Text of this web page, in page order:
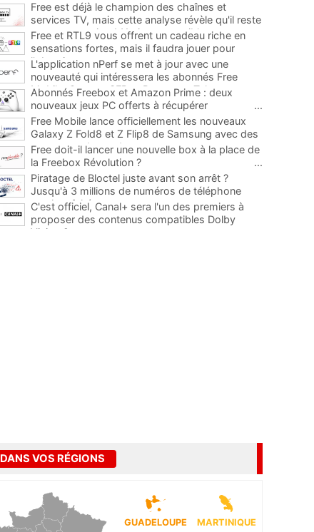
Free est déjà le champion des chaînes et
services TV, mais cette analyse révèle qu'il reste
encore au moins 141 ajouts possibles
Free et RTL9 vous offrent un cadeau riche en
sensations fortes, mais il faudra jouer pour
l'obtenir
L'application nPerf se met à jour avec une
nouveauté qui intéressera les abonnés Free
Mobile, Orange, SFR et Bouygues Telecom
Abonnés Freebox et Amazon Prime : deux
nouveaux jeux PC offerts à récupérer
...
Free Mobile lance officiellement les nouveaux
Galaxy Z Fold8 et Z Flip8 de Samsung avec des
promos et des cadeaux
...
Free doit-il lancer une nouvelle box à la place de
la Freebox Révolution ?
...
Piratage de Bloctel juste avant son arrêt ?
Jusqu'à 3 millions de numéros de téléphone
auraient fuité
C'est officiel, Canal+ sera l'un des premiers à
proposer des contenus compatibles Dolby
Vision 2
DANS VOS RÉGIONS
GUADELOUPE MARTINIQUE